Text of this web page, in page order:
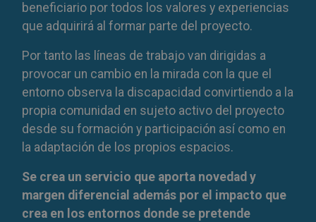
beneficiario por todos los valores y experiencias
que adquirirá al formar parte del proyecto.
Por tanto las líneas de trabajo van dirigidas a
provocar un cambio en la mirada con la que el
entorno observa la discapacidad convirtiendo a la
propia comunidad en sujeto activo del proyecto
desde su formación y participación así como en
la adaptación de los propios espacios.
Se crea un servicio que aporta novedad y
margen diferencial además por el impacto que
crea en los entornos donde se pretende